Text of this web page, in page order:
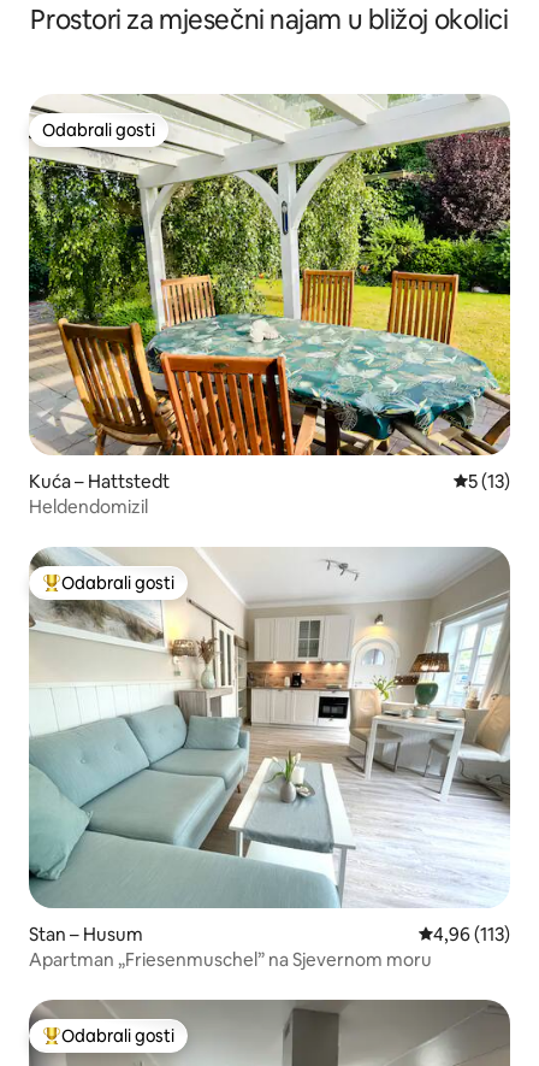
Prostori za mjesečni najam u bližoj okolici
Odabrali gosti
Odabrali gosti
Kuća – Hattstedt Prosječna
5 (13)
Heldendomizil
Među najviše rangiranima s oznakom „Odabrali gosti”
Odabrali gosti
Stan – Husum Prosječna
4,96 (113)
Apartman „Friesenmuschel” na Sjevernom moru
Među najviše rangiranima s oznakom „Odabrali gosti”
Odabrali gosti